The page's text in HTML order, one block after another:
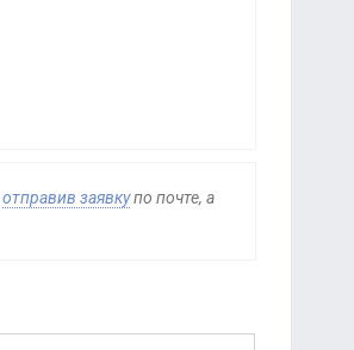
отправив заявкупо почте, а